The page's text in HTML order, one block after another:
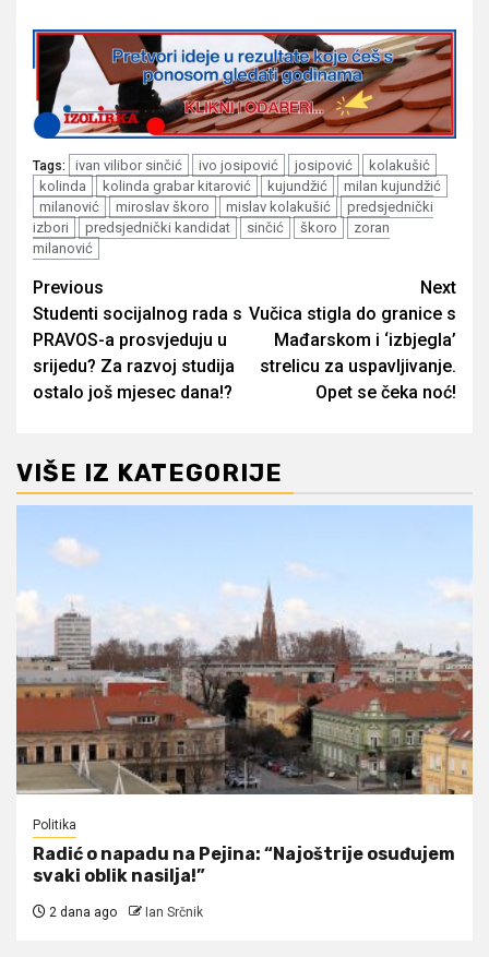
Tags: ivan vilibor sinčić ivo josipović josipović
kolakušić
kolinda
kolinda grabar kitarović kujundžić
milan kujundžić
milanović
miroslav škoro mislav kolakušić
predsjednički
izbori
predsjednički kandidat sinčić škoro
zoran
milanović
Post
navigation
Previous
Studenti socijalnog rada s
PRAVOS-a prosvjeduju u
srijedu? Za razvoj studija
ostalo još mjesec dana!?
Next
Vučica stigla do granice s
Mađarskom i ‘izbjegla’
strelicu za uspavljivanje.
Opet se čeka noć!
VIŠE IZ KATEGORIJE
Politika
Radić o napadu na Pejina: “Najoštrije osuđujem
svaki oblik nasilja!”
2 dana ago Ian Srčnik